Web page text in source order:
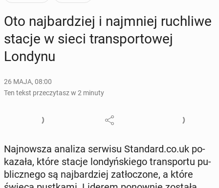
Oto naj­bar­dziej i naj­mniej ru­chli­we
stacje w sieci trans­por­to­wej
Londynu
26 MAJA, 08:00
Ten tekst przeczytasz w 2 minuty
Naj­now­sza analiza serwisu Stan­dard.co.uk po­
ka­za­ła, które stacje lon­dyń­skie­go trans­por­tu pu­
blicz­ne­go są naj­bar­dziej za­tło­czo­ne, a które